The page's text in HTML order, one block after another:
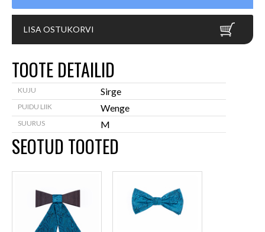
LISA OSTUKORVI
TOOTE DETAILID
KUJU Sirge
PUIDU LIIK Wenge
SUURUS M
SEOTUD TOOTED